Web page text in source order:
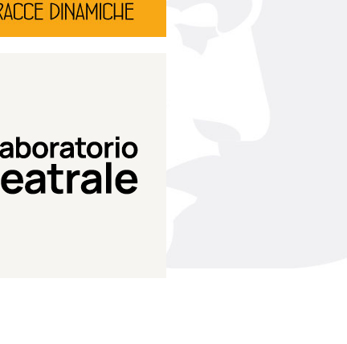
Laboratorio di teatro del
Teatro Eduardo de Filippo